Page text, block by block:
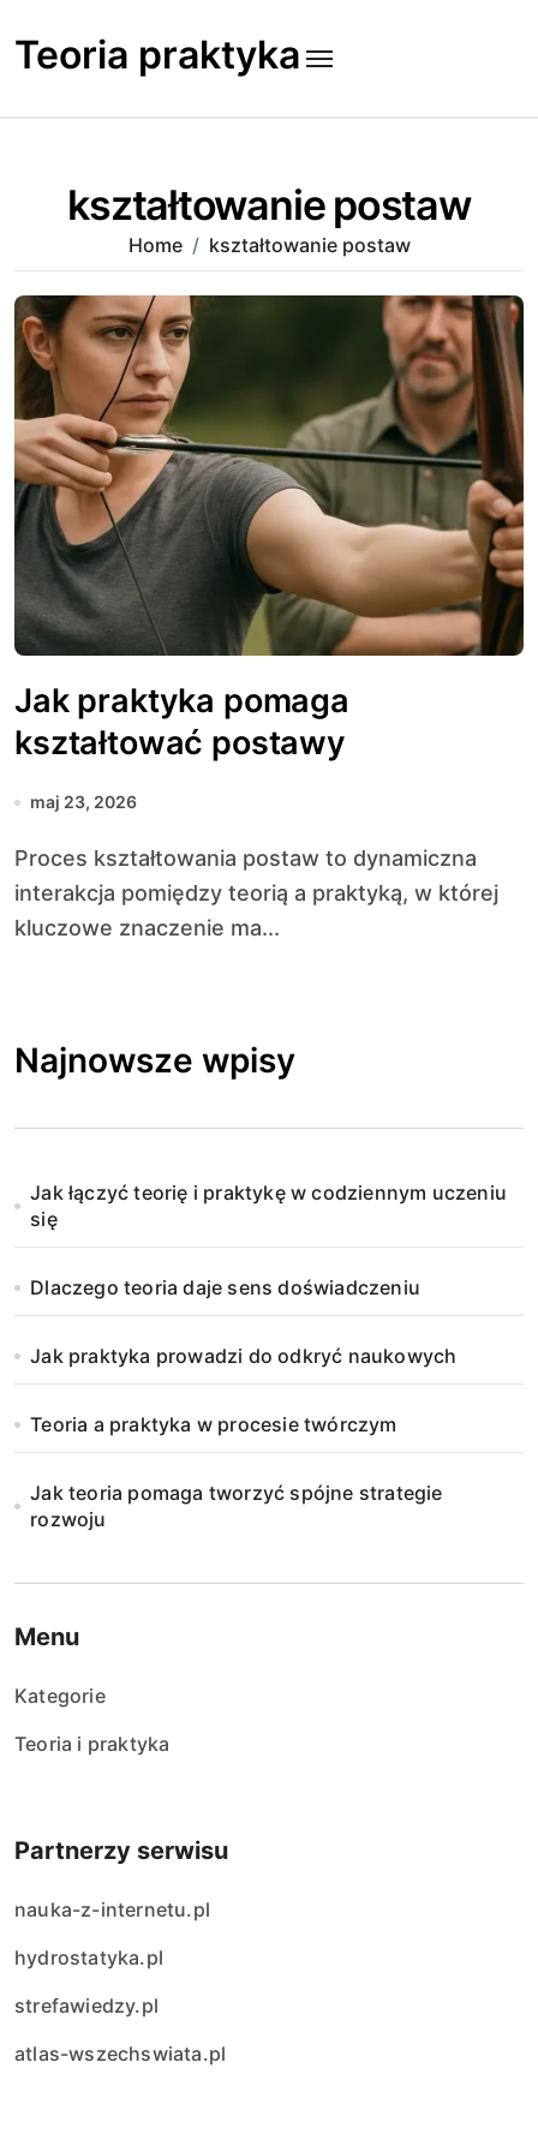
to
content
Teoria praktyka
kształtowanie postaw
Home kształtowanie postaw
Jak praktyka pomaga
kształtować postawy
maj 23, 2026
Proces kształtowania postaw to dynamiczna
interakcja pomiędzy teorią a praktyką, w której
kluczowe znaczenie ma...
Najnowsze wpisy
Jak łączyć teorię i praktykę w codziennym uczeniu
się
Dlaczego teoria daje sens doświadczeniu
Jak praktyka prowadzi do odkryć naukowych
Teoria a praktyka w procesie twórczym
Jak teoria pomaga tworzyć spójne strategie
rozwoju
Menu
Kategorie
Teoria i praktyka
Partnerzy serwisu
nauka-z-internetu.pl
hydrostatyka.pl
strefawiedzy.pl
atlas-wszechswiata.pl